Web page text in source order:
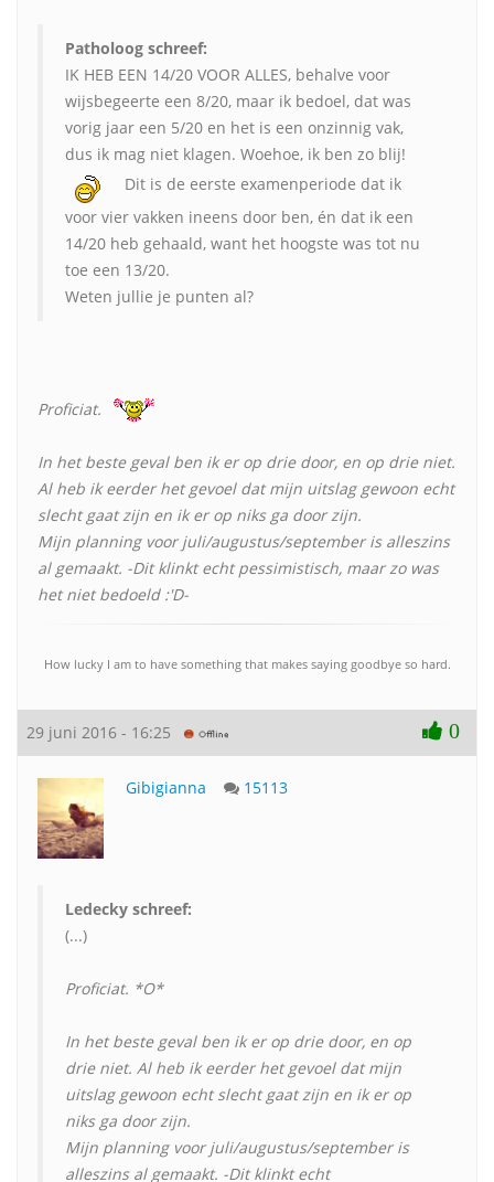
Patholoog schreef:
IK HEB EEN 14/20 VOOR ALLES, behalve voor
wijsbegeerte een 8/20, maar ik bedoel, dat was
vorig jaar een 5/20 en het is een onzinnig vak,
dus ik mag niet klagen. Woehoe, ik ben zo blij!
Dit is de eerste examenperiode dat ik
voor vier vakken ineens door ben, én dat ik een
14/20 heb gehaald, want het hoogste was tot nu
toe een 13/20.
Weten jullie je punten al?
Proficiat.
In het beste geval ben ik er op drie door, en op drie niet.
Al heb ik eerder het gevoel dat mijn uitslag gewoon echt
slecht gaat zijn en ik er op niks ga door zijn.
Mijn planning voor juli/augustus/september is alleszins
al gemaakt. -Dit klinkt echt pessimistisch, maar zo was
het niet bedoeld :'D-
How lucky I am to have something that makes saying goodbye so hard.
29 juni 2016 - 16:25 0
Gibigianna 15113
Ledecky schreef:
(...)
Proficiat. *O*
In het beste geval ben ik er op drie door, en op
drie niet. Al heb ik eerder het gevoel dat mijn
uitslag gewoon echt slecht gaat zijn en ik er op
niks ga door zijn.
Mijn planning voor juli/augustus/september is
alleszins al gemaakt. -Dit klinkt echt